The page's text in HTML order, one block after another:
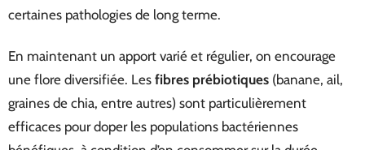
certaines pathologies de long terme.
En maintenant un apport varié et régulier, on encourage
une flore diversifiée. Les fibres prébiotiques (banane, ail,
graines de chia, entre autres) sont particulièrement
efficaces pour doper les populations bactériennes